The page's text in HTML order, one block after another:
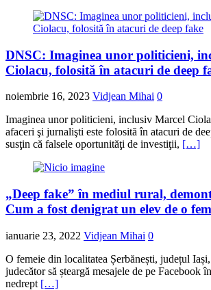
DNSC: Imaginea unor politicieni,
Ciolacu, folosită în atacuri de deep
noiembrie 16, 2023 Vidjean Mihai 0
Imaginea unor politicieni, inclusiv Marcel
afaceri şi jurnalişti este folosită în atacuri de
susţin că falsele oportunităţi de investiţii, […]
„Deep fake” în mediul rural,
Cum a fost denigrat un elev de o
ianuarie 23, 2022 Vidjean Mihai 0
O femeie din localitatea Șerbănești, județul
judecător să șteargă mesajele de pe Facebook
nedrept […]